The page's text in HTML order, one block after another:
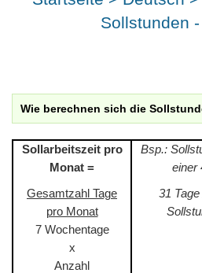
Sollstunden
Wie berechnen sich die
Sollarbeitszeit pro
Monat =
Gesamtzahl Tage
pro Monat
7 Wochentage
x
Anzahl
Bsp.:
einer
31